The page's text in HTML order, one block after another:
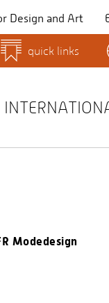
Design and Art
quick links
Modedesign